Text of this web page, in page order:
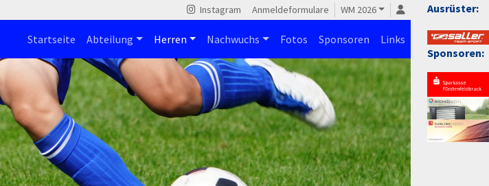
Ausrüster:
Sponsoren:
Instagram Anmeldeformulare WM 2026
Startseite Abteilung Herren Nachwuchs Fotos Sponsoren Links